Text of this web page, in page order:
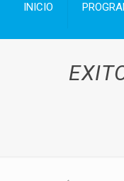
INICIO